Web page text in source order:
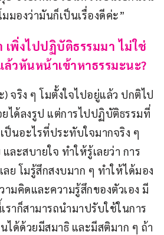
มองว่ามันก็เป็นเรื่องดีค่ะ”
เพิ่งไปปฏิบัติธรรมมา ไม่ใช่
ล้วหันหน้าเข้าหาธรรมะนะ?
) จริง ๆ โมตั้งใจไปอยู่แล้ว ปกติไป
ได้ลงรูป แต่การไปปฏิบัติธรรมที่
นอะไรที่ประทับใจมากจริง ๆ
ละสบายใจ ทำให้รู้เลยว่า การ
ย โมรู้สึกสงบมาก ๆ ทำให้ได้มอง
ามคิดและความรู้สึกของตัวเอง มี
ราก็สามารถนำมาปรับใช้ในการ
ได้ด้วยมีสมาธิ และมีสติมาก ๆ ถ้า